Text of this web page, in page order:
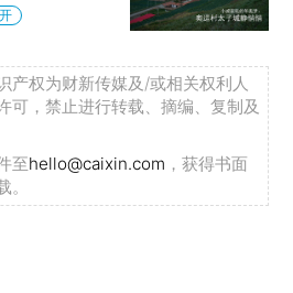
产权为财新传媒及/或相关权利人
可，禁止进行转载、摘编、复制及
至hello@caixin.com ，获得书面